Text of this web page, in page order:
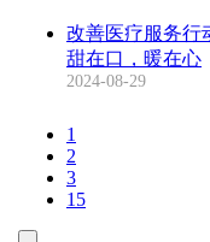
改善医疗服务行
甜在口，暖在心
2024-08-29
1
2
3
15